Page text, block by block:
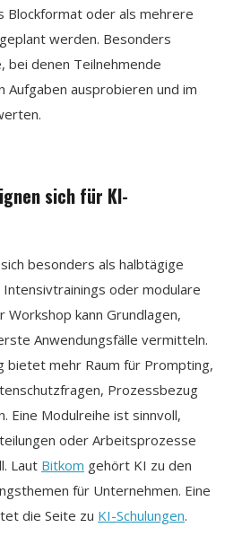
Blockformat oder als mehrere
werden. Besonders
bei denen Teilnehmende
Aufgaben ausprobieren und im
sich für KI-
besonders als halbtägige
oder modulare
Workshop kann Grundlagen,
Anwendungsfälle vermitteln.
bietet mehr Raum für Prompting,
Prozessbezug
Eine Modulreihe ist sinnvoll,
oder Arbeitsprozesse
Laut Bitkom gehört KI zu den
für Unternehmen. Eine
die Seite zu KI-Schulungen.